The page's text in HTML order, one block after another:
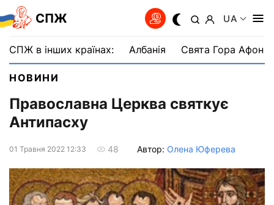
СПЖ UA
СПЖ в інших країнах: Албанія Свята Гора Афон
НОВИНИ
Православна Церква святкує
Антипасху
01 Травня 2022 12:33 48 Автор: Олена Юферева